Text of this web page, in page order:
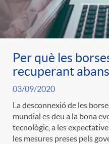
Per què les
recuperant
03/09/2020
La desconnexió de les
mundial es deu a la bona
tecnològic, a les
les mesures preses pels